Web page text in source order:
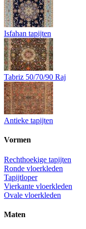
Isfahan tapijten
Tabriz 50/70/90 Raj
Antieke tapijten
Vormen
Rechthoekige tapijten
Ronde vloerkleden
Tapijtloper
Vierkante vloerkleden
Ovale vloerkleden
Maten